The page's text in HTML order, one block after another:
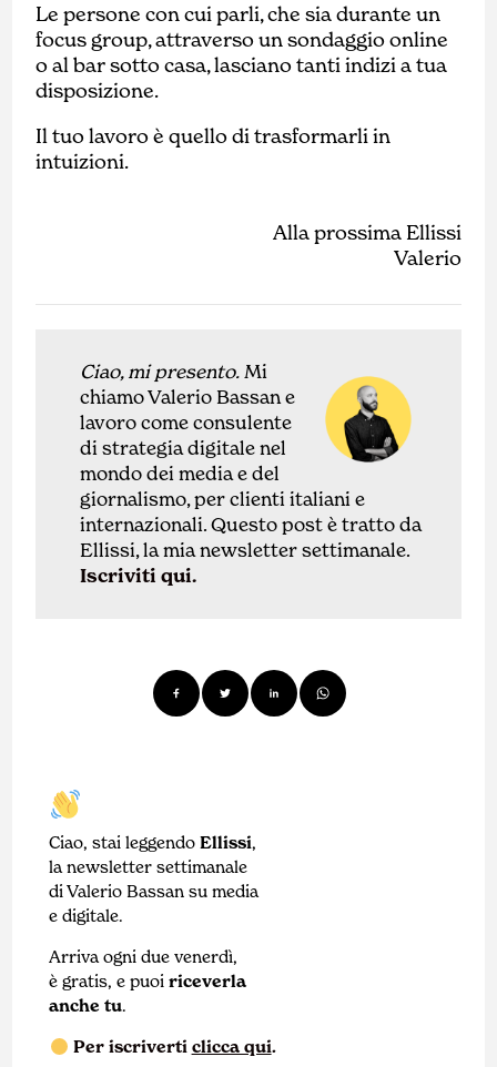
Ciao, stai leggendoEllissi,
la newsletter settimanale
di Valerio Bassan su media
e digitale.
Arriva ogni due venerdì,
è gratis, e puoiriceverla
anche tu.
Per iscriverti clicca qui.
Le persone con cui parli, che sia durante un
focus group, attraverso un sondaggio online
o al bar sotto casa, lasciano tanti indizi a tua
disposizione.
Il tuo lavoro è quello di trasformarli in
intuizioni.
Alla prossima Ellissi
Valerio
Ciao, mi presento.Mi
chiamo Valerio Bassan e
lavoro comeconsulente
distrategia digitale nel
mondo dei media e del
giornalismo, per clienti italiani e
internazionali.Questo post è tratto da
Ellissi, la mia newsletter settimanale.
Iscriviti qui.